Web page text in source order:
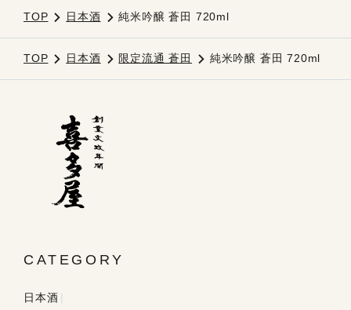
TOP 日本酒 純米吟醸 蒼田 720ml
TOP 日本酒 限定流通 蒼田 純米吟醸 蒼田 720ml
CATEGORY
日本酒